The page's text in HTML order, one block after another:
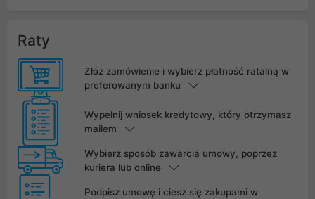
Raty
Złóż zamówienie i wybierz płatność ratalną w
preferowanym banku
Wypełnij wniosek kredytowy, który otrzymasz
mailem
Wybierz sposób zawarcia umowy, poprzez
kuriera lub online
Podpisz umowę i ciesz się zakupami w